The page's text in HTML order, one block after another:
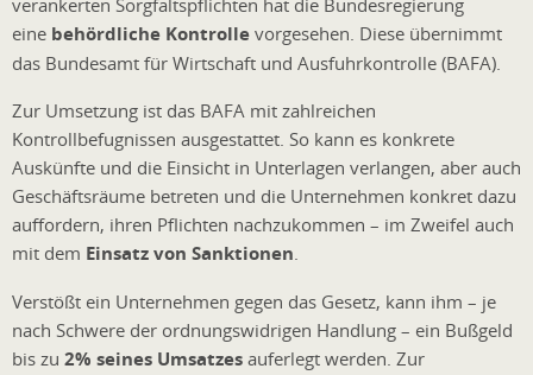
verankerten Sorgfaltspflichten hat die Bundesregierung
eine behördliche Kontrolle vorgesehen. Diese übernimmt
das Bundesamt für Wirtschaft und Ausfuhrkontrolle (BAFA).
Zur Umsetzung ist das BAFA mit zahlreichen
Kontrollbefugnissen ausgestattet. So kann es konkrete
Auskünfte und die Einsicht in Unterlagen verlangen, aber auch
Geschäftsräume betreten und die Unternehmen konkret dazu
auffordern, ihren Pflichten nachzukommen – im Zweifel auch
mit dem Einsatz von Sanktionen.
Verstößt ein Unternehmen gegen das Gesetz, kann ihm – je
nach Schwere der ordnungswidrigen Handlung – ein Bußgeld
bis zu 2% seines Umsatzes auferlegt werden. Zur